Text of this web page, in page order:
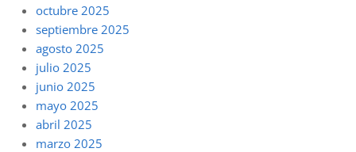
octubre 2025
septiembre 2025
agosto 2025
julio 2025
junio 2025
mayo 2025
abril 2025
marzo 2025